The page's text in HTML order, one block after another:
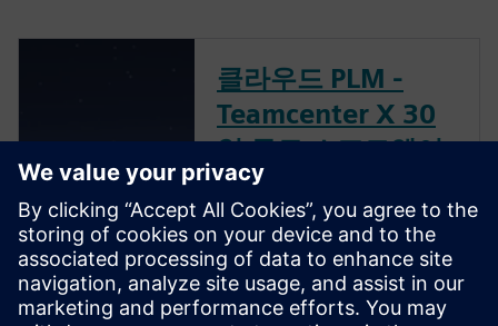
클라우드 PLM -
Teamcenter X 30
일 무료 소프트웨어
체험판
무료 체험판을 통해 전 세계에
서 가장 널리 사용되는 클라우
드 PLM 소프트웨어를 살펴보
십시오. 비즈니스 전반에서 더